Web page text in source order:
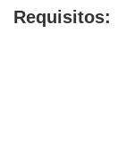
Requisitos: